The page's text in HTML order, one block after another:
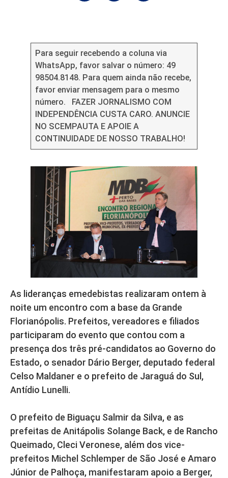
Para seguir recebendo a coluna via
WhatsApp, favor salvar o número: 49
98504.8148. Para quem ainda não recebe,
favor enviar mensagem para o mesmo
número. FAZER JORNALISMO COM
INDEPENDÊNCIA CUSTA CARO. ANUNCIE
NO SCEMPAUTA E APOIE A
CONTINUIDADE DE NOSSO TRABALHO!
As lideranças emedebistas realizaram ontem à
noite um encontro com a base da Grande
Florianópolis. Prefeitos, vereadores e filiados
participaram do evento que contou com a
presença dos três pré-candidatos ao Governo do
Estado, o senador Dário Berger, deputado federal
Celso Maldaner e o prefeito de Jaraguá do Sul,
Antídio Lunelli.
O prefeito de Biguaçu Salmir da Silva, e as
prefeitas de Anitápolis Solange Back, e de Rancho
Queimado, Cleci Veronese, além dos vice-
prefeitos Michel Schlemper de São José e Amaro
Júnior de Palhoça, manifestaram apoio a Berger,